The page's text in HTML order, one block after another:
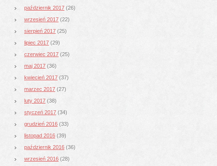
październik 2017 (26)
wrzesień 2017 (22)
sierpień 2017 (25)
lipiec 2017 (29)
czerwiec 2017 (25)
maj 2017 (36)
kwiecień 2017 (37)
marzec 2017 (27)
luty 2017 (38)
styczeń 2017 (34)
grudzień 2016 (33)
listopad 2016 (39)
październik 2016 (36)
wrzesień 2016 (28)